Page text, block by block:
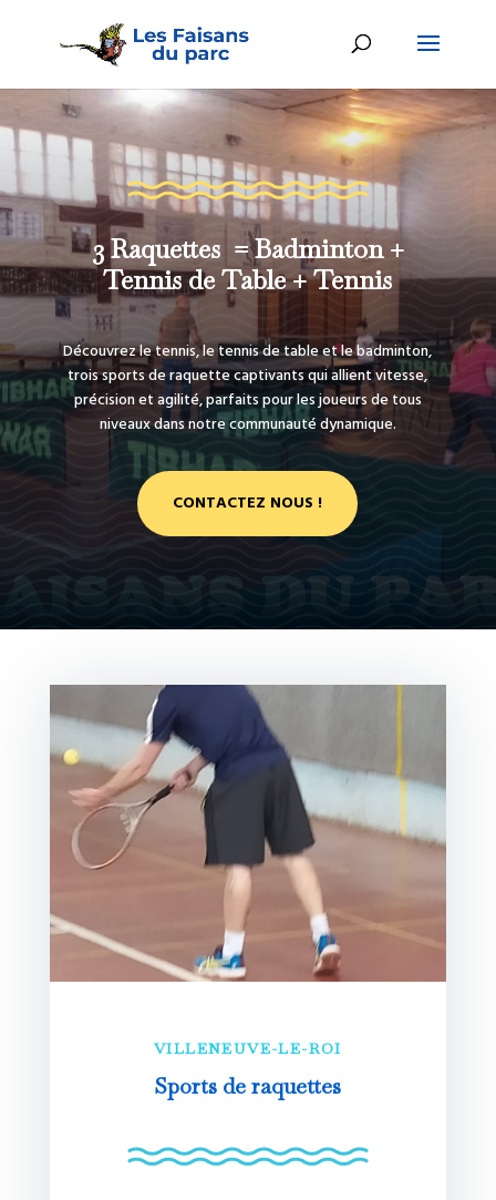
3 Raquettes = Badminton +
Tennis de Table + Tennis
Découvrez le tennis, le tennis de table et le badminton,
trois sports de raquette captivants qui allient vitesse,
précision et agilité, parfaits pour les joueurs de tous
niveaux dans notre communauté dynamique.
CONTACTEZ NOUS !
VILLENEUVE-LE-ROI
Sports de raquettes